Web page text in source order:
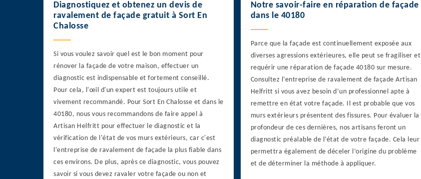
Diagnostiquez et obtenez un devis de
ravalement de façade gratuit à Sort En
Chalosse
Si vous voulez savoir quel est le bon moment pour
rénover la façade de votre maison, effectuer un
diagnostic est indispensable et fortement conseillé.
Pour cela, l'œil d'un expert est toujours utile et
vivement recommandé. Pour Sort En Chalosse et dans le
40180, nous vous recommandons de faire appel à
Artisan Helfritt pour effectuer le diagnostic et la
vérification de l'état de vos murs extérieurs, car c'est
l'entreprise de ravalement de façade la plus fiable dans
ces environs. De plus, après ce diagnostic, vous pouvez
savoir si vous devez ravaler votre façade ou non et
Notre savoir-faire en réparation de façade
dans le 40180
Parce que la façade est continuellement exposée aux
diverses agressions extérieures, elle peut se fragiliser et
requérir une réparation de façade 40180 sur mesure.
Consultez l’entreprise de ravalement de façade Artisan
Helfritt si vous avez besoin d’un professionnel apte à
remettre en état votre façade. Il est probable que vos
murs extérieurs présentent des fissures. Pour évaluer la
profondeur de ces dernières, nos artisans feront un
diagnostic préalable de l’état de votre façade. Cela leur
permettra également de déceler l’origine du problème
et de déterminer la méthode à appliquer.